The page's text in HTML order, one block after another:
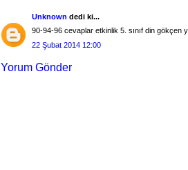
Unknown dedi ki...
90-94-96 cevaplar etkinlik 5. sınıf din gökçen
22 Şubat 2014 12:00
Yorum Gönder